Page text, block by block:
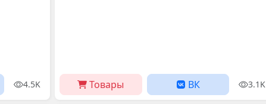
4.5K Товары ВК 3.1K